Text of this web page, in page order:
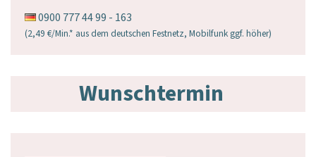
0900 777 44 99 - 163
(2,49 €/Min.* aus dem deutschen Festnetz, Mobilfunk ggf. höher)
Wunschtermin